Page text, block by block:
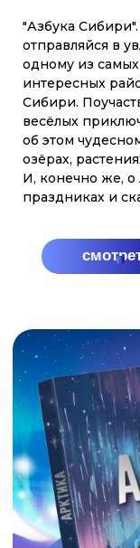
МЫ СЕМЬЯ!